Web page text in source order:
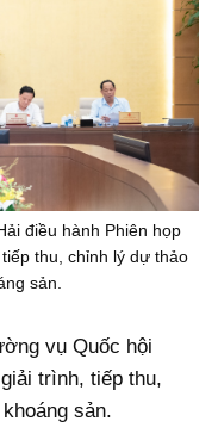
điều hành Phiên họp
thu, chỉnh lý dự thảo
sản.
vụ Quốc hội
trình, tiếp thu,
sản.